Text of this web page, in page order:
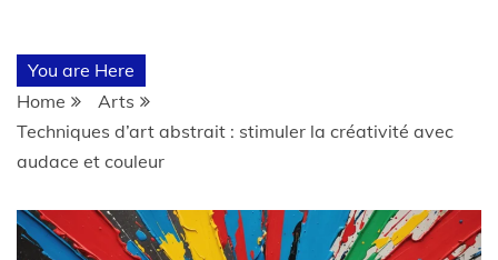
You are Here
Home
Arts
Techniques d’art abstrait : stimuler la créativité avec
audace et couleur